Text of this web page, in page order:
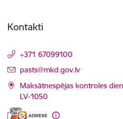
Kontakti
+371 67099100
E-pasts:
pasts@mkd.gov.lv
Maksātnespējas kontroles
LV-1050